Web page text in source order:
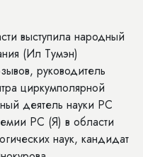
выступила народный
(Ил Тумэн)
руководитель
циркумполярной
деятель науки РС
РС (Я) в области
наук, кандидат